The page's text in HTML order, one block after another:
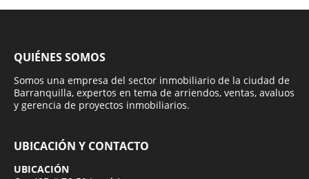
QUIÉNES SOMOS
Somos una empresa del sector inmobiliario de la ciudad de
Barranquilla, expertos en tema de arriendos, ventas, avaluos
y gerencia de proyectos inmobiliarios.
UBICACIÓN Y CONTACTO